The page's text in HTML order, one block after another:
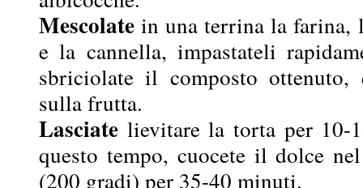
Mescolate in una terrina la farina,
e la cannella, impastateli
sbriciolate il composto ottenuto,
sulla frutta.
Lasciate lievitare la torta per 10-
questo tempo, cuocete il dolce
(200 gradi) per 35-40 minuti.